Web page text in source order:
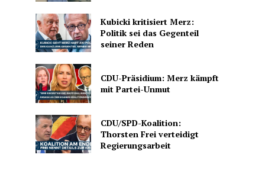
Kubicki kritisiert Merz:
Politik sei das Gegenteil
seiner Reden
CDU-Präsidium: Merz kämpft
mit Partei-Unmut
CDU/SPD-Koalition:
Thorsten Frei verteidigt
Regierungsarbeit